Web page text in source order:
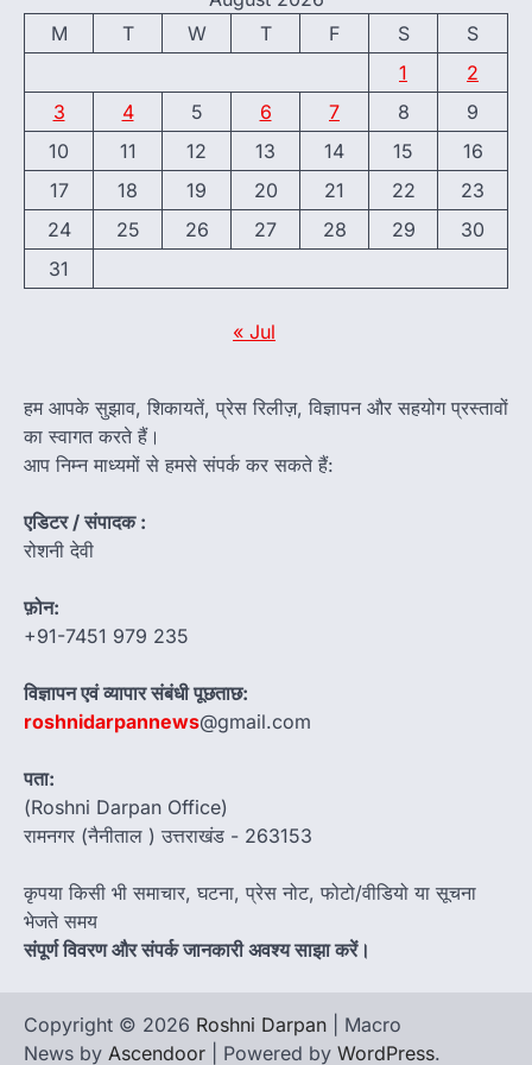
M
T W T F S
S
1
2
3
4 5 6 7 8
9
10
11 12 13 14 15
16
17
18 19 20 21 22
23
24
25 26 27 28 29
30
31
« Jul
हम आपके सुझाव, शिकायतें, प्रेस रिलीज़, विज्ञापन और सहयोग प्रस्तावों
का स्वागत करते हैं।
आप निम्न माध्यमों से हमसे संपर्क कर सकते हैं:
एडिटर / संपादक :
रोशनी देवी
फ़ोन:
+91-7451 979 235
विज्ञापन एवं व्यापार संबंधी पूछताछ:
roshnidarpannews@gmail.com
पता:
(Roshni Darpan Office)
रामनगर (नैनीताल ) उत्तराखंड - 263153
कृपया किसी भी समाचार, घटना, प्रेस नोट, फोटो/वीडियो या सूचना
भेजते समय
संपूर्ण विवरण और संपर्क जानकारी अवश्य साझा करें।
Copyright © 2026 Roshni Darpan | Macro
News by Ascendoor | Powered by WordPress.